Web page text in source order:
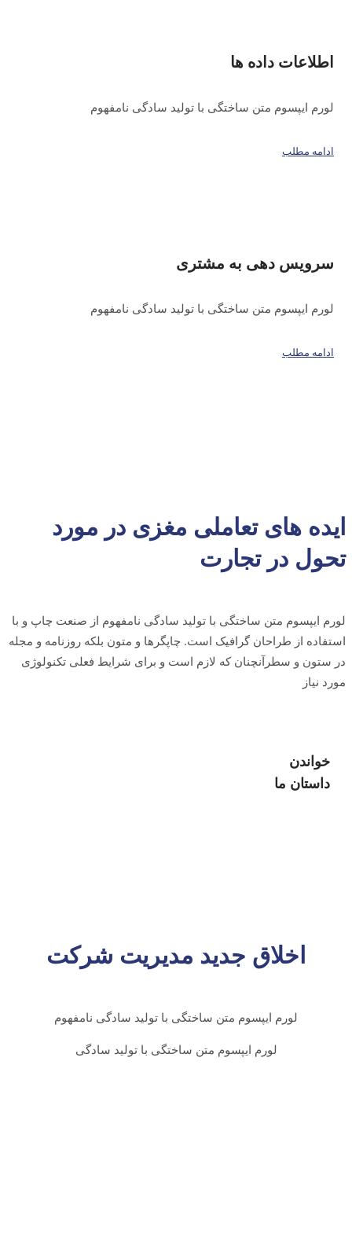
اطلاعات داده ها
لورم ایپسوم متن ساختگی با تولید سادگی نامفهوم
ادامه مطلب
سرویس دهی به مشتری
لورم ایپسوم متن ساختگی با تولید سادگی نامفهوم
ادامه مطلب
ایده های تعاملی مغزی در مورد
تحول در تجارت
لورم ایپسوم متن ساختگی با تولید سادگی نامفهوم از صنعت چاپ و با
استفاده از طراحان گرافیک است. چاپگرها و متون بلکه روزنامه و مجله
در ستون و سطرآنچنان که لازم است و برای شرایط فعلی تکنولوژی
مورد نیاز
خواندن
داستان ما
اخلاق جدید مدیریت شرکت
لورم ایپسوم متن ساختگی با تولید سادگی نامفهوم
لورم ایپسوم متن ساختگی با تولید سادگی